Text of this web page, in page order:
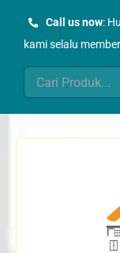
Call us now:
kami selalu
Search
for: